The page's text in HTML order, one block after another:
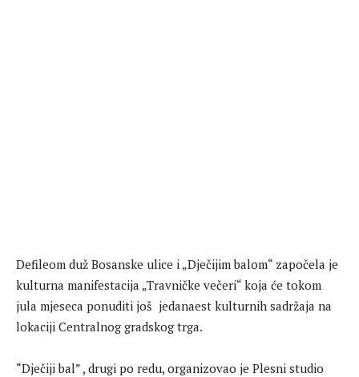
Defileom duž Bosanske ulice i „Dječijim balom“ započela je
kulturna manifestacija „Travničke večeri“ koja će tokom
jula mjeseca ponuditi još jedanaest kulturnih sadržaja na
lokaciji Centralnog gradskog trga.
“Dječiji bal” , drugi po redu, organizovao je Plesni studio